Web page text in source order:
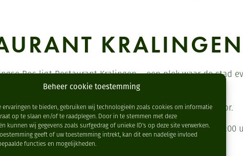
Beheer cookie toestemming
ervaringen te bieden, gebruiken wij technologieën zoals cookies om informatie
op te slaan en/of te raadplegen. Door in te stemmen met deze
kunnen wij gegevens zoals surfgedrag of unieke ID's op deze site verwerken.
geeft of uw toestemming intrekt, kan dit een nadelige invloed
functies en mogelijkheden.
KRALINGEN
Bos ligt Restaurant Kralingen – een plek waar de stad
stapt u direct de rust en natuur in.
met een prachtig uitzicht over de golfbaan als decor.
al om 09:00 uur, in de wintertijd bent u vanaf 10:00
voor u klaar voor lunch en diner.